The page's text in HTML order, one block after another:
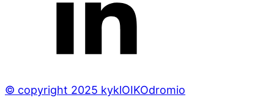
© copyright 2025 kyklOIKOdromio